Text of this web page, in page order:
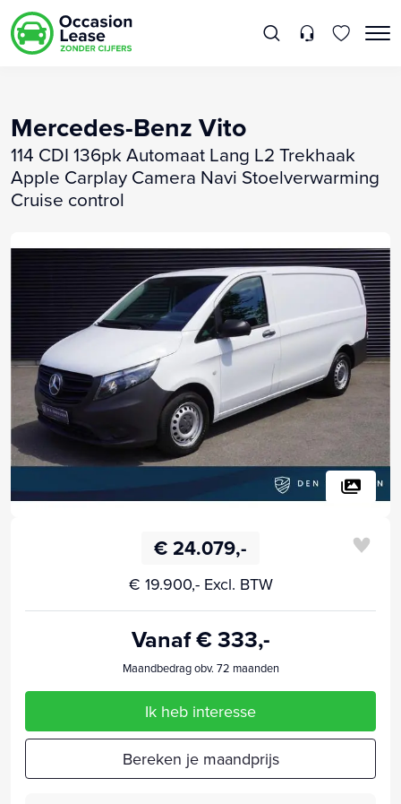
Mercedes-Benz Vito
114 CDI 136pk Automaat Lang L2 Trekhaak
Apple Carplay Camera Navi Stoelverwarming
Cruise control
€ 24.079,-
€ 19.900,- Excl. BTW
Vanaf € 333,-
Maandbedrag obv. 72 maanden
Ik heb interesse
Bereken je maandprijs